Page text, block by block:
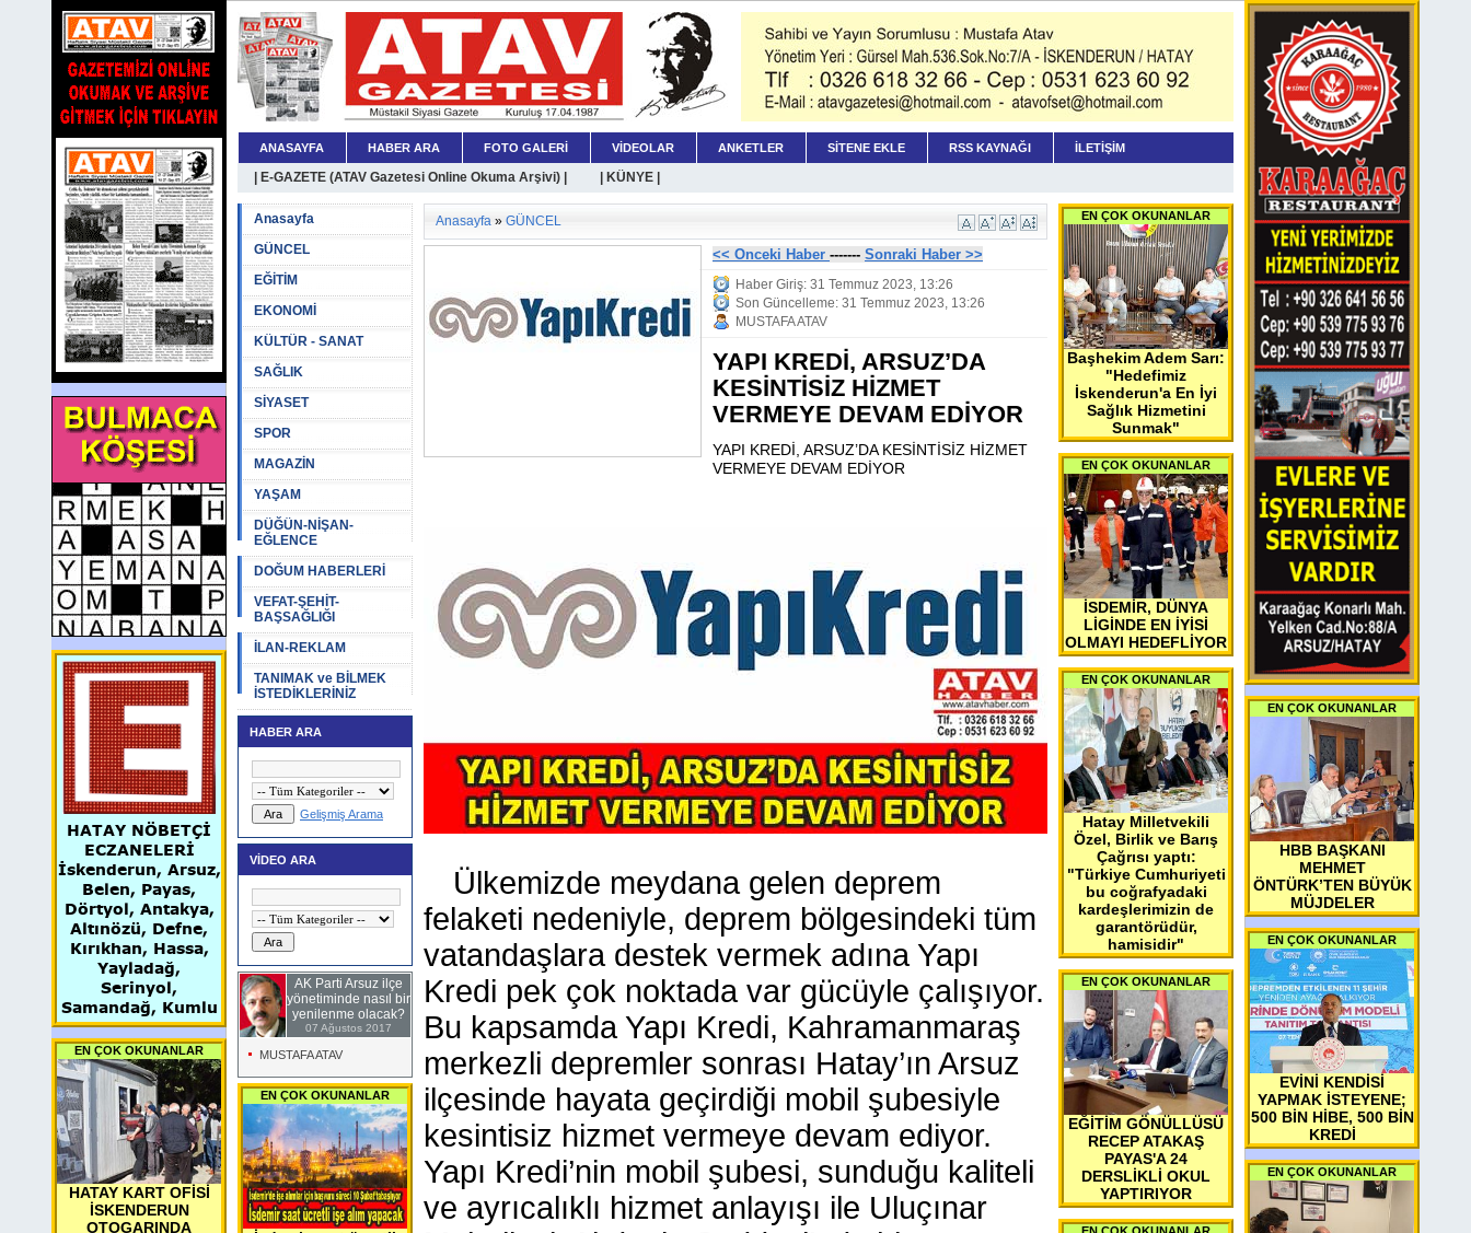
HATAY NÖBETÇİ
ECZANELERİ
İskenderun, Arsuz,
Belen, Payas,
Dörtyol, Antakya,
Altınözü, Defne,
Kırıkhan, Hassa,
Yayladağ,
Serinyol,
Samandağ, Kumlu
EN ÇOK OKUNANLAR
HATAY KART OFİSİ
İSKENDERUN
OTOGARINDA
EN ÇOK OKUNANLAR
HBB BAŞKANI
MEHMET
ÖNTÜRK’TEN BÜYÜK
MÜJDELER
EN ÇOK OKUNANLAR
EVİNİ KENDİSİ
YAPMAK İSTEYENE;
500 BİN HİBE, 500 BİN
KREDİ
EN ÇOK OKUNANLAR
ANASAYFA HABER ARA FOTO GALERİ VİDEOLAR ANKETLER SİTENE EKLE RSS KAYNAĞI İLETİŞİM
| E-GAZETE (ATAV Gazetesi Online Okuma Arşivi) | | KÜNYE |
Anasayfa
GÜNCEL
EĞİTİM
EKONOMİ
KÜLTÜR - SANAT
SAĞLIK
SİYASET
SPOR
MAGAZİN
YAŞAM
DÜĞÜN-NİŞAN-
EĞLENCE
DOĞUM HABERLERİ
VEFAT-ŞEHİT-
BAŞSAĞLIĞI
İLAN-REKLAM
TANIMAK ve BİLMEK
İSTEDİKLERİNİZ
HABER ARA
Gelişmiş Arama
VİDEO ARA
AK Parti Arsuz ilçe
yönetiminde nasıl bir
yenilenme olacak?
07 Ağustos 2017
MUSTAFA ATAV
EN ÇOK OKUNANLAR
Anasayfa » GÜNCEL
<< Onceki Haber ------- Sonraki Haber >>
Haber Giriş: 31 Temmuz 2023, 13:26
Son Güncelleme: 31 Temmuz 2023, 13:26
MUSTAFA ATAV
YAPI KREDİ, ARSUZ’DA
KESİNTİSİZ HİZMET
VERMEYE DEVAM EDİYOR
YAPI KREDİ, ARSUZ’DA KESİNTİSİZ HİZMET
VERMEYE DEVAM EDİYOR
Ülkemizde meydana gelen deprem
felaketi nedeniyle, deprem bölgesindeki tüm
vatandaşlara destek vermek adına Yapı
Kredi pek çok noktada var gücüyle çalışıyor.
Bu kapsamda Yapı Kredi, Kahramanmaraş
merkezli depremler sonrası Hatay’ın Arsuz
ilçesinde hayata geçirdiği mobil şubesiyle
kesintisiz hizmet vermeye devam ediyor.
Yapı Kredi’nin mobil şubesi, sunduğu kaliteli
ve ayrıcalıklı hizmet anlayışı ile Uluçınar
EN ÇOK OKUNANLAR
Başhekim Adem Sarı:
"Hedefimiz
İskenderun'a En İyi
Sağlık Hizmetini
Sunmak"
EN ÇOK OKUNANLAR
İSDEMİR, DÜNYA
LİGİNDE EN İYİSİ
OLMAYI HEDEFLİYOR
EN ÇOK OKUNANLAR
Hatay Milletvekili
Özel, Birlik ve Barış
Çağrısı yaptı:
"Türkiye Cumhuriyeti
bu coğrafyadaki
kardeşlerimizin de
garantörüdür,
hamisidir"
EN ÇOK OKUNANLAR
EĞİTİM GÖNÜLLÜSÜ
RECEP ATAKAŞ
PAYAS'A 24
DERSLİKLİ OKUL
YAPTIRIYOR